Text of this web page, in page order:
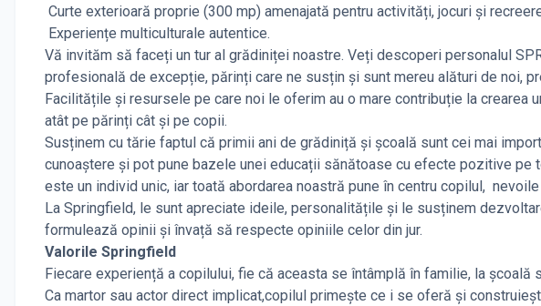
Curte exterioară proprie (300 mp) amenajată pentru activități, jocuri și
Experiențe multiculturale autentice.
Vă invităm să faceți un tur al grădiniței noastre. Veți descoperi personalul
profesională de excepție, părinți care ne susțin și sunt mereu alături de noi,
Facilitățile și resursele pe care noi le oferim au o mare contribuție la crearea
atât pe părinți cât și pe copii.
Susținem cu tărie faptul că primii ani de grădiniță și școală sunt cei mai
cunoaștere și pot pune bazele unei educații sănătoase cu efecte pozitive
este un individ unic, iar toată abordarea noastră pune în centru copilul,
La Springfield, le sunt apreciate ideile, personalitățile și le susținem
formulează opinii și învață să respecte opiniile celor din jur.
Valorile Springfield
Fiecare experiență a copilului, fie că aceasta se întâmplă în familie, la
Ca martor sau actor direct implicat,copilul primește ce i se oferă și